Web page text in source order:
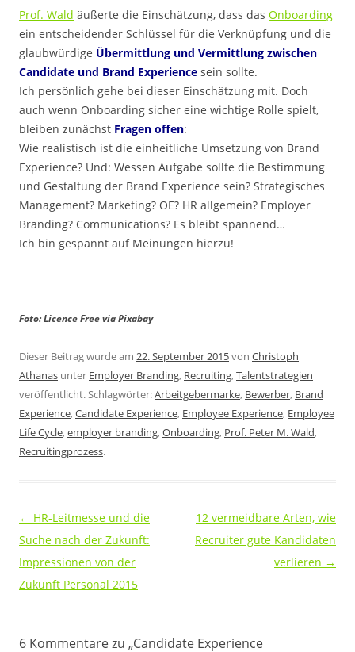
Prof. Wald äußerte die Einschätzung, dass das Onboarding
ein entscheidender Schlüssel für die Verknüpfung und die
glaubwürdige Übermittlung und Vermittlung zwischen
Candidate und Brand Experience sein sollte.
Ich persönlich gehe bei dieser Einschätzung mit. Doch
auch wenn Onboarding sicher eine wichtige Rolle spielt,
bleiben zunächst Fragen offen:
Wie realistisch ist die einheitliche Umsetzung von Brand
Experience? Und: Wessen Aufgabe sollte die Bestimmung
und Gestaltung der Brand Experience sein? Strategisches
Management? Marketing? OE? HR allgemein? Employer
Branding? Communications? Es bleibt spannend…
Ich bin gespannt auf Meinungen hierzu!
Foto: Licence Free via Pixabay
Dieser Beitrag wurde am 22. September 2015von Christoph
Athanas unter Employer Branding, Recruiting,Talentstrategien
veröffentlicht. Schlagwörter:Arbeitgebermarke, Bewerber, Brand
Experience,Candidate Experience, Employee Experience, Employee
Life Cycle,employer branding,Onboarding, Prof. Peter M. Wald,
Recruitingprozess.
Beitragsnavigation
← HR-Leitmesse und die
Suche nach der Zukunft:
Impressionen von der
Zukunft Personal 2015
12 vermeidbare Arten, wie
Recruiter gute Kandidaten
verlieren →
6 Kommentare zu „Candidate Experience